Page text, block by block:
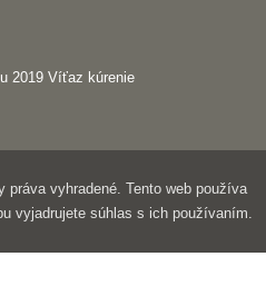
vyhradené. Tento web používa
vyjadrujete súhlas s ich používaním.